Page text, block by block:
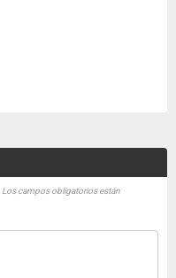
Los campos obligatorios están